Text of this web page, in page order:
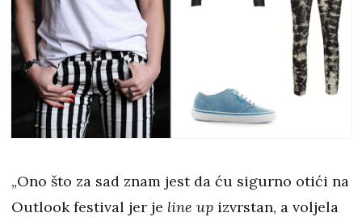
„Ono što za sad znam jest da ću sigurno otići na
Outlook festival jer je line up izvrstan, a voljela